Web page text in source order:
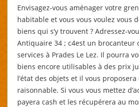
Envisagez-vous aménager votre
habitable et vous vous voulez vous
biens qui s’y trouvent ? Adressez-
Antiquaire 34 ; c4est un brocanteur
services à Prades Le Lez. Il pourra
biens encore utilisables à des prix
l’état des objets et il vous
raisonnable. Si vous vous mettez
payera cash et les récupérera au